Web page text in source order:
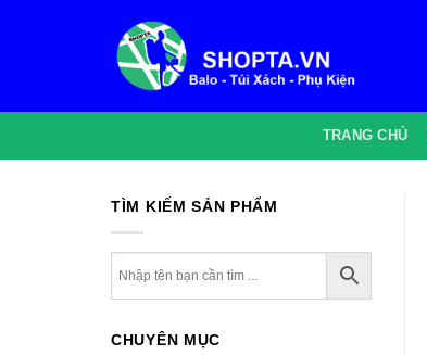
TRANG CHỦ
TÌM KIẾM SẢN PHẨM
CHUYÊN MỤC